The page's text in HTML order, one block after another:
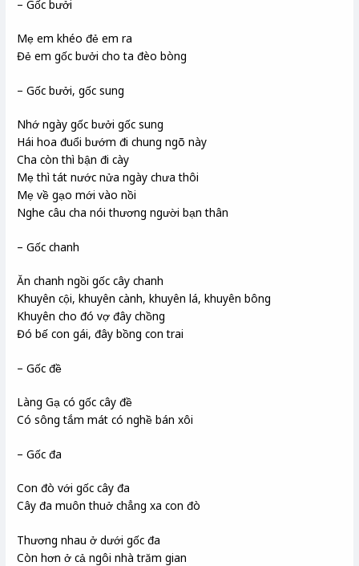
– Gốc bưởi
Mẹ em khéo đẻ em ra
Đẻ em gốc bưởi cho ta đèo bòng
– Gốc bưởi, gốc sung
Nhớ ngày gốc bưởi gốc sung
Hái hoa đuổi bướm đi chung ngõ này
Cha còn thì bận đi cày
Mẹ thì tát nước nửa ngày chưa thôi
Mẹ về gạo mới vào nồi
Nghe câu cha nói thương người bạn thân
– Gốc chanh
Ăn chanh ngồi gốc cây chanh
Khuyên cội, khuyên cành, khuyên lá, khuyên bông
Khuyên cho đó vợ đây chồng
Đó bế con gái, đây bồng con trai
– Gốc đề
Làng Gạ có gốc cây đề
Có sông tắm mát có nghề bán xôi
– Gốc đa
Con đò với gốc cây đa
Cây đa muôn thuở chẳng xa con đò
Thương nhau ở dưới gốc đa
Còn hơn ở cả ngôi nhà trăm gian